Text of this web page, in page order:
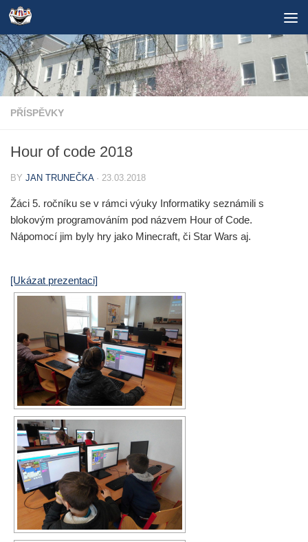
Skip to content
PŘÍSPĚVKY
Hour of code 2018
BY JAN TRUNEČKA · 23.03.2018
Žáci 5. ročníku se v rámci výuky Informatiky seznámili s
blokovým programováním pod názvem Hour of Code.
Nápomocí jim byly hry jako Minecraft, či Star Wars aj.
[Ukázat prezentaci]